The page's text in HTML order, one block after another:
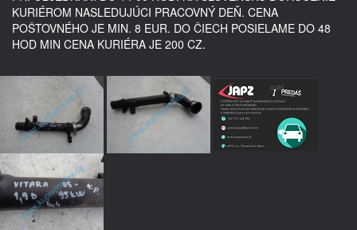
KURIÉROM NASLEDUJÚCI PRACOVNÝ DEŇ. CENA
POŠTOVNÉHO JE MIN. 8 EUR. DO ČIECH POSIELAME DO 48
HOD MIN CENA KURIÉRA JE 200 CZ.